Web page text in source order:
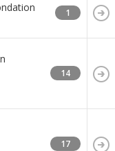
1
14
17